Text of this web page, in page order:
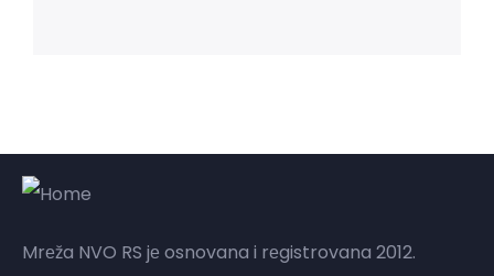
Mrеža NVO RS jе osnovana i rеgistrovana 2012.